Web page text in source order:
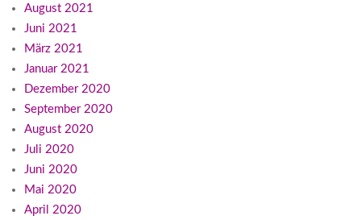
August 2021
Juni 2021
März 2021
Januar 2021
Dezember 2020
September 2020
August 2020
Juli 2020
Juni 2020
Mai 2020
April 2020